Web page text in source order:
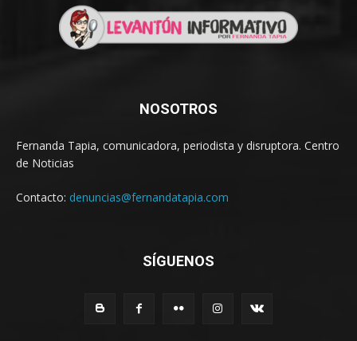
NOSOTROS
Fernanda Tapia, comunicadora, periodista y disruptora. Centro
de Noticias
Contacto: denuncias@fernandatapia.com
SÍGUENOS